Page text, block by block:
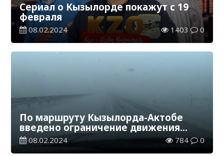
Сериал о Кызылорде покажут с 19
февраля
08.02.2024 1403 0
По маршруту Кызылорда-Актобе
введено ограничение движения
транспорта
08.02.2024 784 0